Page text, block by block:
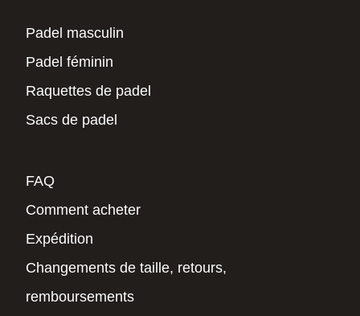
Padel masculin
Padel féminin
Raquettes de padel
Sacs de padel
FAQ
Comment acheter
Expédition
Changements de taille, retours,
remboursements